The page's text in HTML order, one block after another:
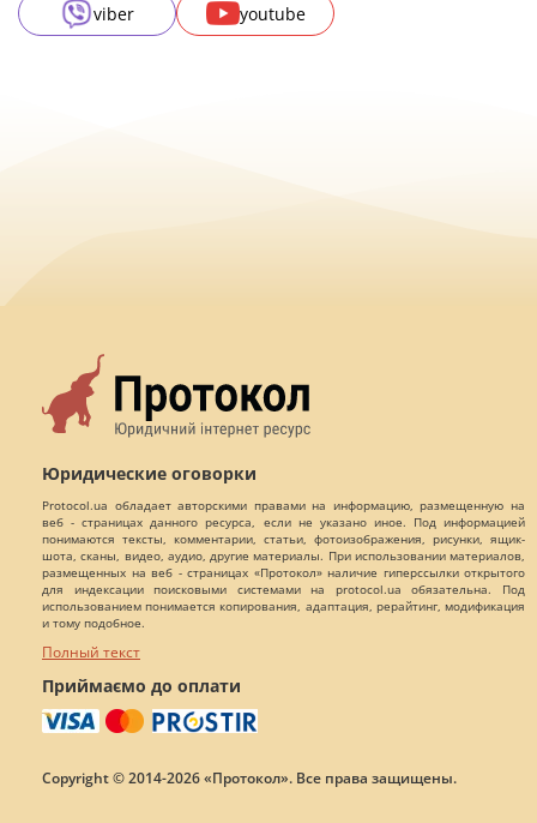
viber
youtube
Юридические оговорки
Protocol.ua обладает авторскими правами на информацию, размещенную на
веб - страницах данного ресурса, если не указано иное. Под информацией
понимаются тексты, комментарии, статьи, фотоизображения, рисунки, ящик-
шота, сканы, видео, аудио, другие материалы. При использовании материалов,
размещенных на веб - страницах «Протокол» наличие гиперссылки открытого
для индексации поисковыми системами на protocol.ua обязательна. Под
использованием понимается копирования, адаптация, рерайтинг, модификация
и тому подобное.
Полный текст
Приймаємо до оплати
Copyright © 2014-2026 «Протокол». Все права защищены.